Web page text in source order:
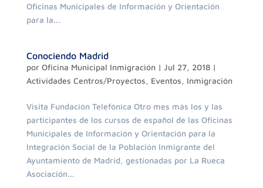
Oficinas Municipales de Información y Orientación
para la...
Conociendo Madrid
por Oficina Municipal Inmigración| Jul 27, 2018|
Actividades Centros/Proyectos, Eventos, Inmigración
Visita Fundación Telefónica Otro mes más los y las
participantes de los cursos de español de las Oficinas
Municipales de Información y Orientación para la
Integración Social de la Población Inmigrante del
Ayuntamiento de Madrid, gestionadas por La Rueca
Asociación...